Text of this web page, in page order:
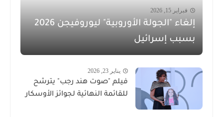
فبراير 15, 2026
إلغاء "الجولة الأوروبية" ليوروفيجن 2026
بسبب إسرائيل
يناير 23, 2026
فيلم "صوت هند رجب" يترشح
للقائمة النهائية لجوائز الأوسكار